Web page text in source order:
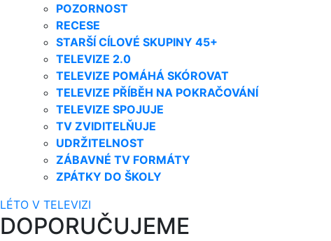
POZORNOST
RECESE
STARŠÍ CÍLOVÉ SKUPINY 45+
TELEVIZE 2.0
TELEVIZE POMÁHÁ SKÓROVAT
TELEVIZE PŘÍBĚH NA POKRAČOVÁNÍ
TELEVIZE SPOJUJE
TV ZVIDITELŇUJE
UDRŽITELNOST
ZÁBAVNÉ TV FORMÁTY
ZPÁTKY DO ŠKOLY
LÉTO V TELEVIZI
DOPORUČUJEME